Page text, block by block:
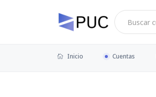
Inicio Cuentas